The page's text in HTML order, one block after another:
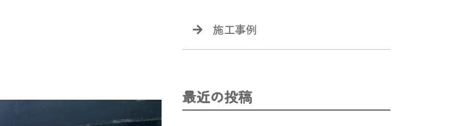
施工事例
最近の投稿